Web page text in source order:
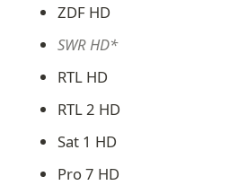
ZDF HD
SWR HD*
RTL HD
RTL 2 HD
Sat 1 HD
Pro 7 HD